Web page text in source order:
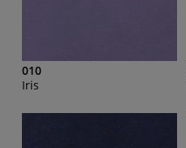
010
Iris